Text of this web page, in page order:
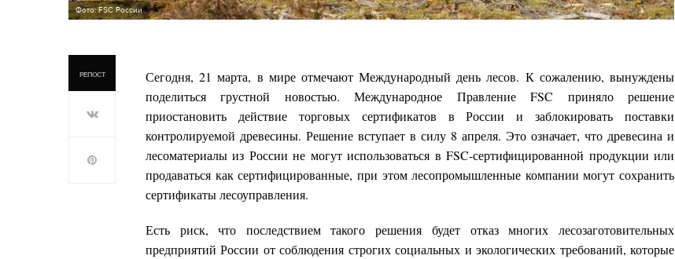
Фото: FSC России
РЕПОСТ
Сегодня, 21 марта, в мире отмечают Международный день лесов. К сожалению, вынуждены
поделиться грустной новостью.Международное Правление FSC приняло решение
приостановить действие торговых сертификатов в России и заблокировать поставки
контролируемой древесины. Решение вступает в силу 8 апреля. Это означает, что древесина и
лесоматериалы из России не могут использоваться в FSC-сертифицированной продукции или
продаваться как сертифицированные, при этом лесопромышленные компании могут сохранить
сертификаты лесоуправления.
Есть риск, что последствием такого решения будет отказ многих лесозаготовительных
предприятий России от соблюдения строгих социальных и экологических требований, которые